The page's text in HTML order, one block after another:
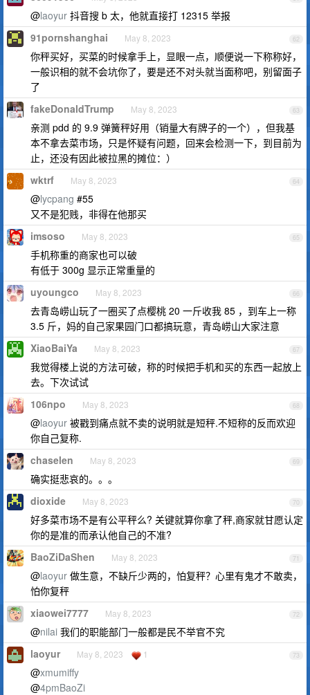
@laoyur 抖音搜 b 太，他就直接打 12315 举报
62
91pornshanghai May 8, 2023
你秤买好，买菜的时候拿手上，显眼一点，顺便说一下称称好，
一般识相的就不会坑你了，要是还不对头就当面称吧，别留面子
了
63
fakeDonaldTrump May 8, 2023
亲测 pdd 的 9.9 弹簧秤好用（销量大有牌子的一个），但我基
本不拿去菜市场，只是怀疑有问题，回来会检测一下，到目前为
止，还没有因此被拉黑的摊位：）
64
wktrf May 8, 2023
@lycpang #55
又不是犯贱，非得在他那买
65
imsoso May 8, 2023
手机称重的商家也可以破
有低于 300g 显示正常重量的
66
uyoungco May 8, 2023
去青岛崂山玩了一圈买了点樱桃 20 一斤收我 85 ，到车上一称
3.5 斤，妈的自己家果园门口都搞玩意，青岛崂山大家注意
67
XiaoBaiYa May 8, 2023
我觉得楼上说的方法可破，称的时候把手机和买的东西一起放上
去。下次试试
68
106npo May 8, 2023
@laoyur 被戳到痛点就不卖的说明就是短秤.不短称的反而欢迎
你自己复称.
69
chaselen May 8, 2023
确实挺悲哀的。。。
70
dioxide May 8, 2023
好多菜市场不是有公平秤么? 关键就算你拿了秤,商家就甘愿认定
你的是准的而承认他自己的不准?
71
BaoZiDaShen May 8, 2023
@laoyur 做生意，不缺斤少两的，怕复秤？心里有鬼才不敢卖，
怕你复秤
72
xiaowei7777 May 8, 2023
@nilai 我们的职能部门一般都是民不举官不究
73
laoyur May 8, 2023 1
@xmumiffy
@4pmBaoZi